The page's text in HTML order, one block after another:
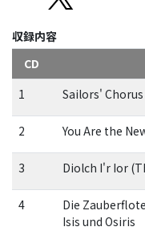
収録内容
CD
1
Sailors' Chorus
2 You Are the
3 Diolch I'r Ior
4
Die
Isis und Osiris